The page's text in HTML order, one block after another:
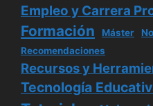
Empleo y Carrera
Formación Máster
Recomendaciones
Recursos y
Tecnología